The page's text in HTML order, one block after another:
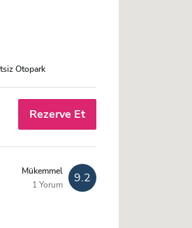
Otopark
Rezerve Et
Mükemmel
1 Yorum
9.2